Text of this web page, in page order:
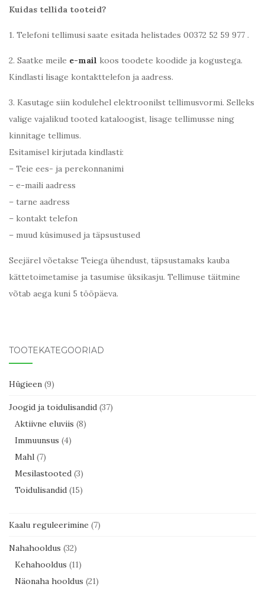
Kuidas tellida tooteid?
1. Telefoni tellimusi saate esitada helistades 00372 52 59 977 .
2. Saatke meile e-mail koos toodete koodide ja kogustega.
Kindlasti lisage kontakttelefon ja aadress.
3. Kasutage siin kodulehel elektroonilst tellimusvormi. Selleks
valige vajalikud tooted kataloogist, lisage tellimusse ning
kinnitage tellimus.
Esitamisel kirjutada kindlasti:
– Teie ees- ja perekonnanimi
– e-maili aadress
– tarne aadress
– kontakt telefon
– muud küsimused ja täpsustused
Seejärel võetakse Teiega ühendust, täpsustamaks kauba
kättetoimetamise ja tasumise üksikasju. Tellimuse täitmine
võtab aega kuni 5 tööpäeva.
TOOTEKATEGOORIAD
Hügieen (9)
Joogid ja toidulisandid (37)
Aktiivne eluviis (8)
Immuunsus (4)
Mahl (7)
Mesilastooted (3)
Toidulisandid (15)
Kaalu reguleerimine (7)
Nahahooldus (32)
Kehahooldus (11)
Näonaha hooldus (21)